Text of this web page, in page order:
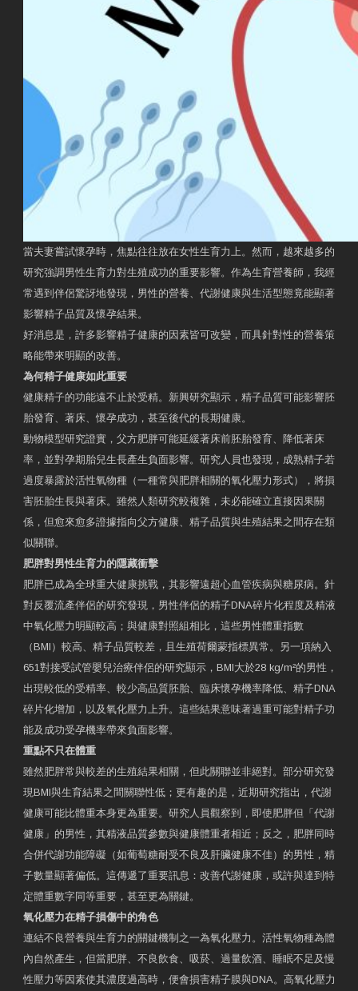
當夫妻嘗試懷孕時，焦點往往放在女性生育力上。然而，越來越多的
研究強調男性生育力對生殖成功的重要影響。作為生育營養師，我經
常遇到伴侶驚訝地發現，男性的營養、代謝健康與生活型態竟能顯著
影響精子品質及懷孕結果。
好消息是，許多影響精子健康的因素皆可改變，而具針對性的營養策
略能帶來明顯的改善。
為何精子健康如此重要
健康精子的功能遠不止於受精。新興研究顯示，精子品質可能影響胚
胎發育、著床、懷孕成功，甚至後代的長期健康。
動物模型研究證實，父方肥胖可能延緩著床前胚胎發育、降低著床
率，並對孕期胎兒生長產生負面影響。研究人員也發現，成熟精子若
過度暴露於活性氧物種（一種常與肥胖相關的氧化壓力形式），將損
害胚胎生長與著床。雖然人類研究較複雜，未必能確立直接因果關
係，但愈來愈多證據指向父方健康、精子品質與生殖結果之間存在類
似關聯。
肥胖對男性生育力的隱藏衝擊
肥胖已成為全球重大健康挑戰，其影響遠超心血管疾病與糖尿病。針
對反覆流產伴侶的研究發現，男性伴侶的精子DNA碎片化程度及精液
中氧化壓力明顯較高；與健康對照組相比，這些男性體重指數
（BMI）較高、精子品質較差，且生殖荷爾蒙指標異常。另一項納入
651對接受試管嬰兒治療伴侶的研究顯示，BMI大於28 kg/m²的男性，
出現較低的受精率、較少高品質胚胎、臨床懷孕機率降低、精子DNA
碎片化增加，以及氧化壓力上升。這些結果意味著過重可能對精子功
能及成功受孕機率帶來負面影響。
重點不只在體重
雖然肥胖常與較差的生殖結果相關，但此關聯並非絕對。部分研究發
現BMI與生育結果之間關聯性低；更有趣的是，近期研究指出，代謝
健康可能比體重本身更為重要。研究人員觀察到，即使肥胖但「代謝
健康」的男性，其精液品質參數與健康體重者相近；反之，肥胖同時
合併代謝功能障礙（如葡萄糖耐受不良及肝臟健康不佳）的男性，精
子數量顯著偏低。這傳遞了重要訊息：改善代謝健康，或許與達到特
定體重數字同等重要，甚至更為關鍵。
氧化壓力在精子損傷中的角色
連結不良營養與生育力的關鍵機制之一為氧化壓力。活性氧物種為體
內自然產生，但當肥胖、不良飲食、吸菸、過量飲酒、睡眠不足及慢
性壓力等因素使其濃度過高時，便會損害精子膜與DNA。高氧化壓力